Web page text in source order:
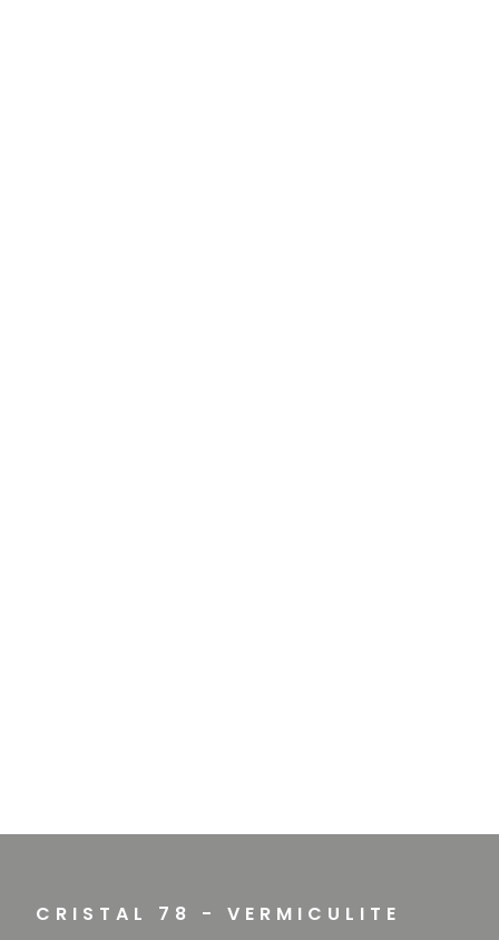
CRISTAL 78 - VERMICULITE